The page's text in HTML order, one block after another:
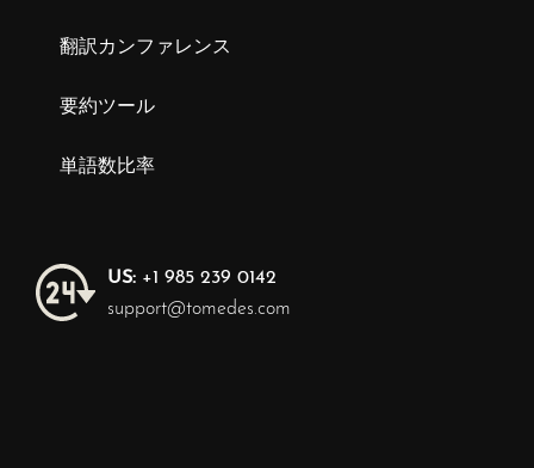
翻訳カンファレンス
要約ツール
単語数比率
US: +1 985 239 0142
support@tomedes.com